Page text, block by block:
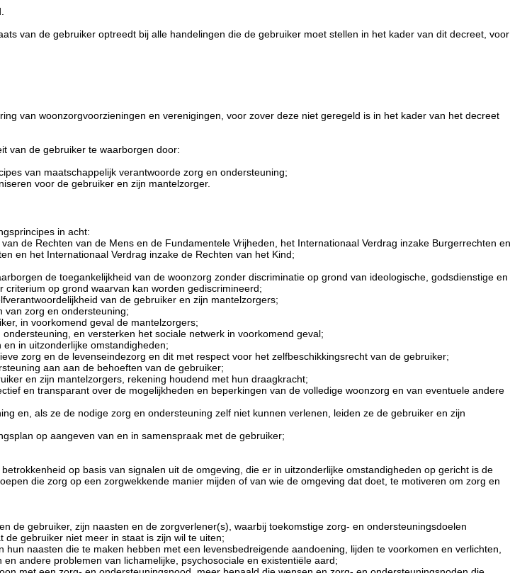
van de gebruiker optreedt bij alle handelingen die de gebruiker moet stellen in het kader van dit decreet, voor
van woonzorgvoorzieningen en verenigingen, voor zover deze niet geregeld is in het kader van het decreet
van de gebruiker te waarborgen door:
van maatschappelijk verantwoorde zorg en ondersteuning;
voor de gebruiker en zijn mantelzorger.
in acht:
de Rechten van de Mens en de Fundamentele Vrijheden, het Internationaal Verdrag inzake Burgerrechten en
en het Internationaal Verdrag inzake de Rechten van het Kind;
de toegankelijkheid van de woonzorg zonder discriminatie op grond van ideologische, godsdienstige en
op grond waarvan kan worden gediscrimineerd;
van de gebruiker en zijn mantelzorgers;
van zorg en ondersteuning;
in voorkomend geval de mantelzorgers;
en versterken het sociale netwerk in voorkomend geval;
in uitzonderlijke omstandigheden;
zorg en de levenseindezorg en dit met respect voor het zelfbeschikkingsrecht van de gebruiker;
aan aan de behoeften van de gebruiker;
en zijn mantelzorgers, rekening houdend met hun draagkracht;
en transparant over de mogelijkheden en beperkingen van de volledige woonzorg en van eventuele andere
en, als ze de nodige zorg en ondersteuning zelf niet kunnen verlenen, leiden ze de gebruiker en zijn
op aangeven van en in samenspraak met de gebruiker;
op basis van signalen uit de omgeving, die er in uitzonderlijke omstandigheden op gericht is de
die zorg op een zorgwekkende manier mijden of van wie de omgeving dat doet, te motiveren om zorg en
de gebruiker, zijn naasten en de zorgverlener(s), waarbij toekomstige zorg- en ondersteuningsdoelen
gebruiker niet meer in staat is zijn wil te uiten;
naasten die te maken hebben met een levensbedreigende aandoening, lijden te voorkomen en verlichten,
andere problemen van lichamelijke, psychosociale en existentiële aard;